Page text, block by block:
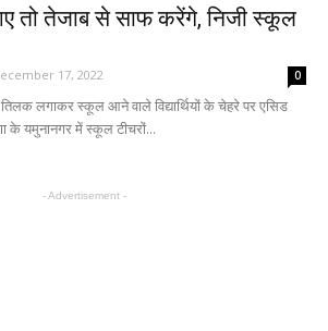
तो तेजाब से साफ करेंगे, निजी स्कूल
17, 2022 0
लगाकर स्कूल आने वाले विद्यार्थियों के चेहरे पर एसिड
के यमुनानगर में स्कूल टीचरों...
- Advertisement -